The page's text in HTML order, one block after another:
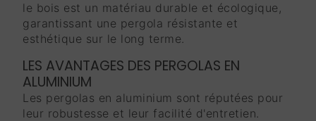
le bois est un matériau durable et écologique,
garantissant une pergola résistante et
esthétique sur le long terme.
LES AVANTAGES DES PERGOLAS EN
ALUMINIUM
Les pergolas en aluminium sont réputées pour
leur robustesse et leur facilité d'entretien.